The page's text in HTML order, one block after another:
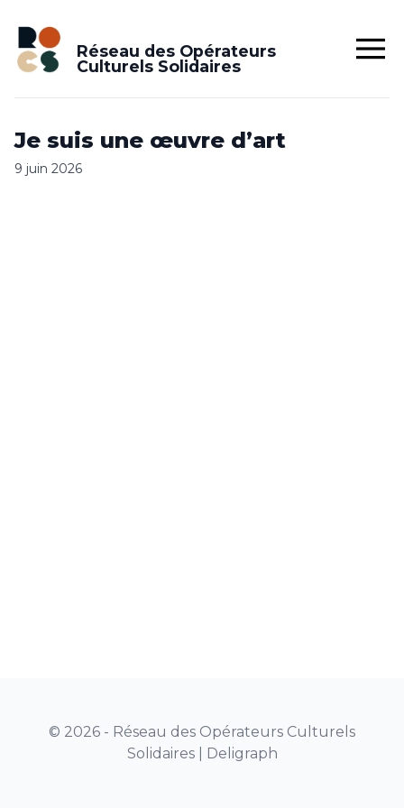
Réseau des Opérateurs
Culturels Solidaires
Je suis une œuvre d’art
9 juin 2026
© 2026 - Réseau des Opérateurs Culturels
Solidaires | Deligraph